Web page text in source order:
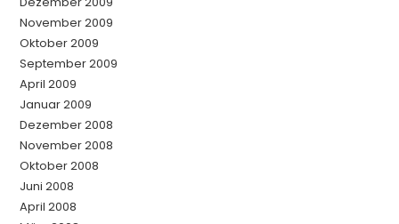
November 2009
Oktober 2009
September 2009
April 2009
Januar 2009
Dezember 2008
November 2008
Oktober 2008
Juni 2008
April 2008